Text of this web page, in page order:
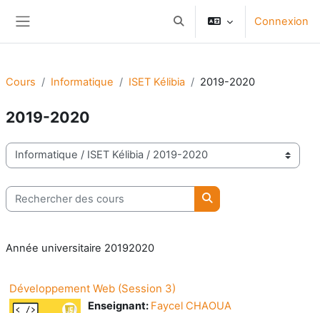
Activer/désactiver la saisie
Connexion
Cours Informatique ISET Kélibia 2019-2020
2019-2020
Catégories de cours
Rechercher des cours
Rechercher des cours
Année universitaire 20192020
Développement Web (Session 3)
Enseignant: Faycel CHAOUA